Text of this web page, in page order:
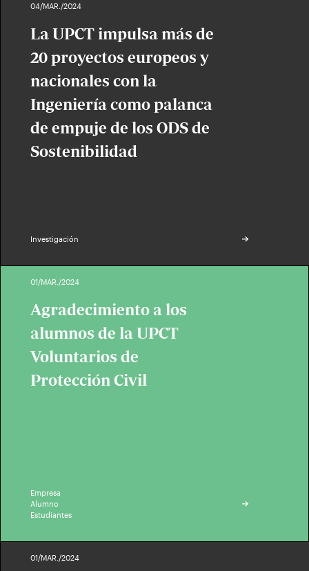
04/MAR./2024
La UPCT impulsa más de
20 proyectos europeos y
nacionales con la
Ingeniería como palanca
de empuje de los ODS de
Sostenibilidad
Investigación
01/MAR./2024
Agradecimiento a los
alumnos de la UPCT
Voluntarios de
Protección Civil
Empresa
Alumno
Estudiantes
01/MAR./2024